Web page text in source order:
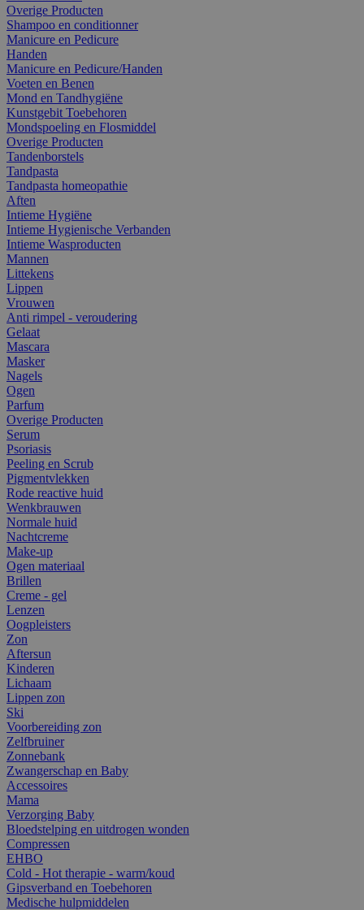
Overige Producten
Shampoo en conditionner
Manicure en Pedicure
Handen
Manicure en Pedicure/Handen
Voeten en Benen
Mond en Tandhygiëne
Kunstgebit Toebehoren
Mondspoeling en Flosmiddel
Overige Producten
Tandenborstels
Tandpasta
Tandpasta homeopathie
Aften
Intieme Hygiëne
Intieme Hygienische Verbanden
Intieme Wasproducten
Mannen
Littekens
Lippen
Vrouwen
Anti rimpel - veroudering
Gelaat
Mascara
Masker
Nagels
Ogen
Parfum
Overige Producten
Serum
Psoriasis
Peeling en Scrub
Pigmentvlekken
Rode reactive huid
Wenkbrauwen
Normale huid
Nachtcreme
Make-up
Ogen materiaal
Brillen
Creme - gel
Lenzen
Oogpleisters
Zon
Aftersun
Kinderen
Lichaam
Lippen zon
Ski
Voorbereiding zon
Zelfbruiner
Zonnebank
Zwangerschap en Baby
Accessoires
Mama
Verzorging Baby
Bloedstelping en uitdrogen wonden
Compressen
EHBO
Cold - Hot therapie - warm/koud
Gipsverband en Toebehoren
Medische hulpmiddelen